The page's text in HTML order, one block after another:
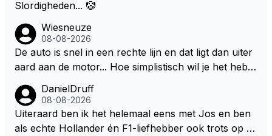
Slordigheden... 🤡
Wiesneuze
08-08-2026
De auto is snel in een rechte lijn en dat ligt dan uiter
aard aan de motor... Hoe simplistisch wil je het hebb
rstand ontzettend belangrijk. Heeft Red Bull bochtgri
p opgegeven voor topsnelheid? Dat is iets wat vaker
gebeurd is, zeker met Verstappen aan bet stuur.
DanielDruff
08-08-2026
Uiteraard ben ik het helemaal eens met Jos en ben
als echte Hollander én F1-liefhebber ook trots op de